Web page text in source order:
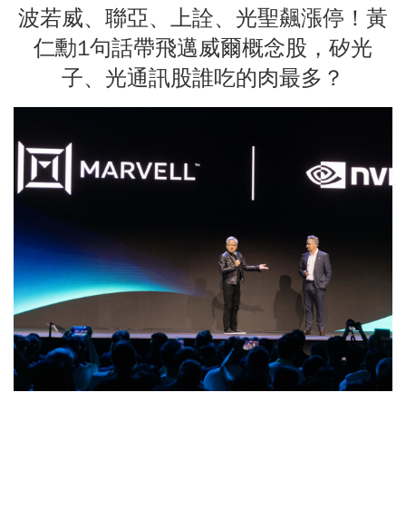
波若威、聯亞、上詮、光聖飆漲停！黃
仁勳1句話帶飛邁威爾概念股，矽光
子、光通訊股誰吃的肉最多？